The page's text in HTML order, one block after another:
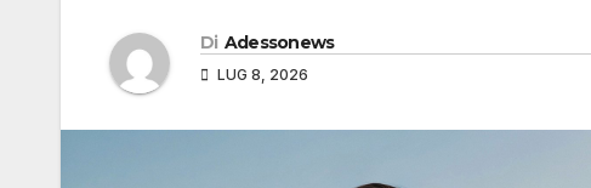
Di Adessonews
LUG 8, 2026